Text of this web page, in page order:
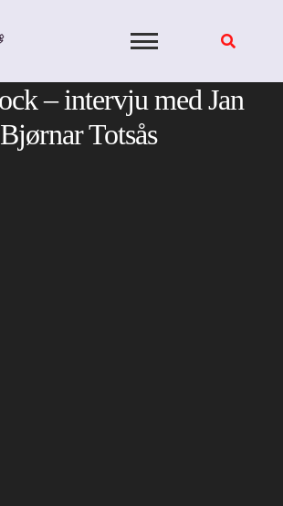
– intervju med Jan
Bjørnar Totsås